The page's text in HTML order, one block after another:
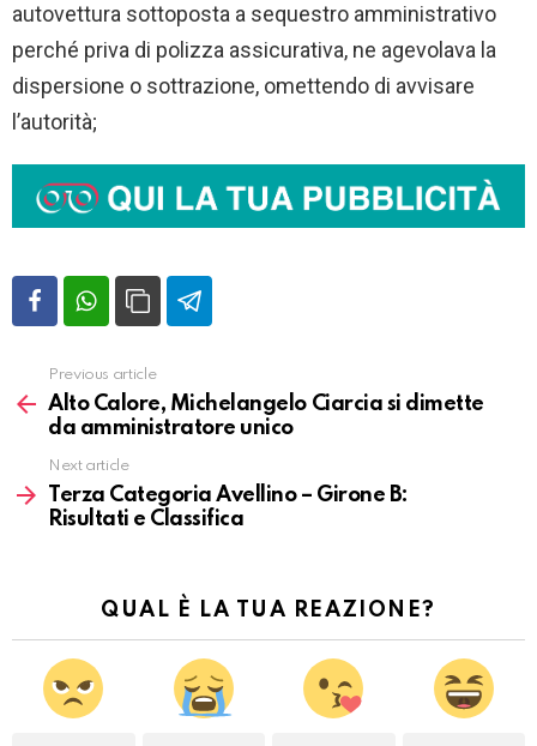
autovettura sottoposta a sequestro amministrativo
perché priva di polizza assicurativa, ne agevolava la
dispersione o sottrazione, omettendo di avvisare
l’autorità;
Vedi
altro
Previous article
Alto Calore, Michelangelo Ciarcia si dimette
da amministratore unico
Next article
Terza Categoria Avellino – Girone B:
Risultati e Classifica
QUAL È LA TUA REAZIONE?